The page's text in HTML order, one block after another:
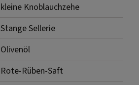
kleine Knoblauchzehe
Stange Sellerie
Olivenöl
Rote-Rüben-Saft